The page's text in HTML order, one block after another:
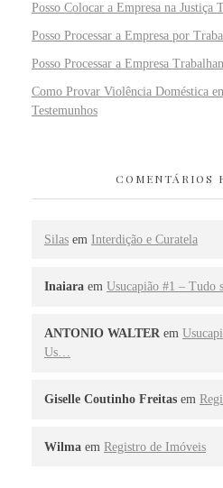
Posso Colocar a Empresa na Justiça
Posso Processar a Empresa por
Posso Processar a Empresa
Como Provar Violência Doméstica
Testemunhos
COMENTÁRIOS
Silas em Interdição e Curatela
Inaiara em Usucapião #1 – Tudo
ANTONIO WALTER em
Us…
Giselle Coutinho Freitas em
Wilma em Registro de Imóveis